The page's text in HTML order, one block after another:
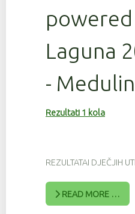
powered
Laguna
- Medulin
Rezultati 1 kola
REZULTATAI DJEČJIH
READ MORE …